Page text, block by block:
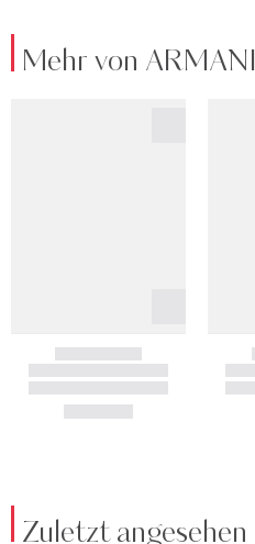
Mehr von ARMANI
Zuletzt angesehen